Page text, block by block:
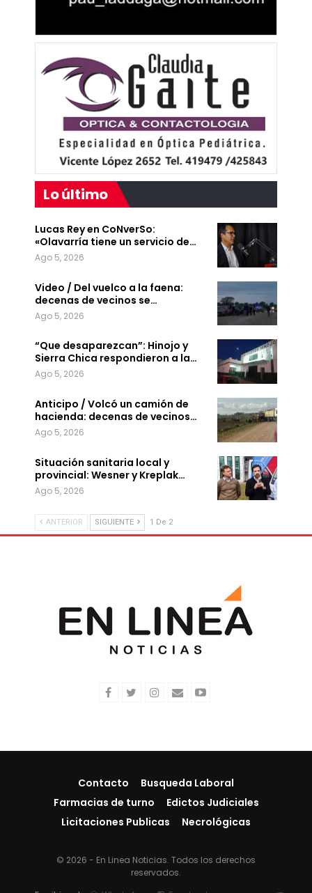
Lo último
Lucas Rey en CoNverSo:
«Olavarría tiene un servicio de…
Ago 5, 2026
Video / Del vuelco a la faena:
decenas de vecinos se…
Ago 5, 2026
“Que desaparezcan”: Hinojo y
Sierra Chica respondieron a la…
Ago 5, 2026
Anticipo / Volcó un camión de
hacienda: decenas de vecinos…
Ago 5, 2026
Situación sanitaria local y
provincial: Wesner y Kreplak…
Ago 5, 2026
ANTERIOR SIGUIENTE 1 De 2
Contacto
Busqueda Laboral
Farmacias de turno
Edictos Judiciales
Licitaciones Publicas
Necrológicas
© 2026 - En Linea Noticias. Todos los derechos
reservados.